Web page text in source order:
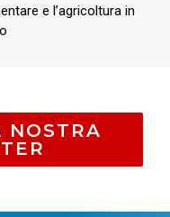
e l’agricoltura in
NOSTRA